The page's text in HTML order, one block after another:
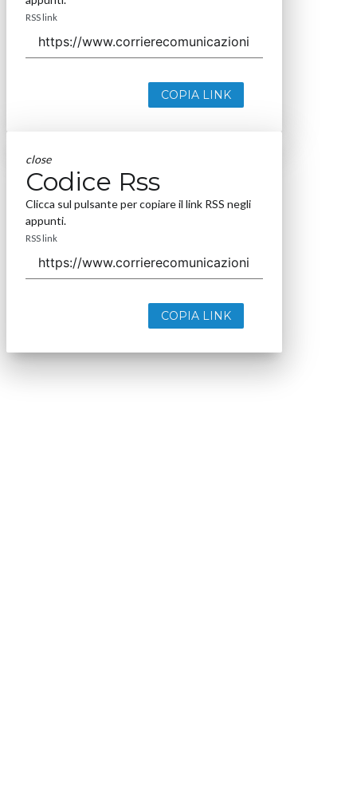
RSS link
COPIA LINK
close
Codice Rss
Clicca sul pulsante per copiare il link RSS negli
appunti.
RSS link
COPIA LINK